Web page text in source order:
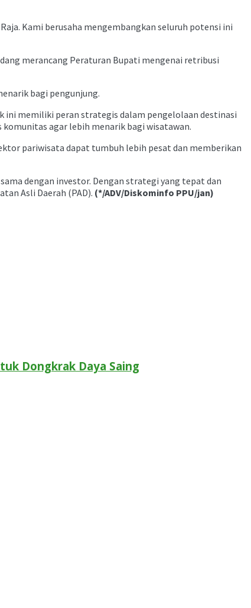
Kami berusaha mengembangkan seluruh potensi ini
merancang Peraturan Bupati mengenai retribusi
bagi pengunjung.
ini memiliki peran strategis dalam pengelolaan destinasi
agar lebih menarik bagi wisatawan.
pariwisata dapat tumbuh lebih pesat dan memberikan
dengan investor. Dengan strategi yang tepat dan
Asli Daerah (PAD). (*/ADV/Diskominfo PPU/jan)
Dongkrak Daya Saing